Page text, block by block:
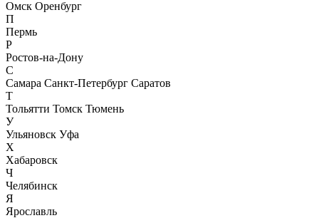
Омск Оренбург
П
Пермь
Р
Ростов-на-Дону
С
Самара Санкт-Петербург Саратов
Т
Тольятти Томск Тюмень
У
Ульяновск Уфа
Х
Хабаровск
Ч
Челябинск
Я
Ярославль